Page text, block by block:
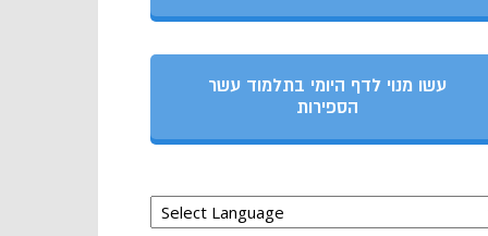
עשו מנוי לדף היומי בתלמוד עשר
הספירות